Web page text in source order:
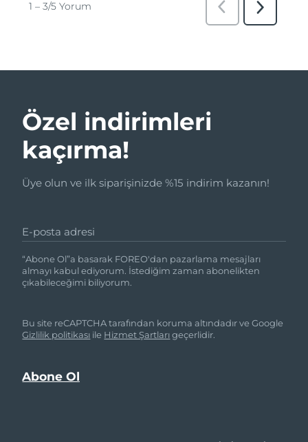
Özel indirimleri
kaçırma!
Üye olun ve ilk siparişinizde %15 indirim kazanın!
E-posta adresi
“Abone Ol”a basarak FOREO'dan pazarlama mesajları
almayı kabul ediyorum. İstediğim zaman abonelikten
çıkabileceğimi biliyorum.
Bu site reCAPTCHA tarafından koruma altındadır ve Google
Gizlilik politikası ile Hizmet Şartlarıgeçerlidir.